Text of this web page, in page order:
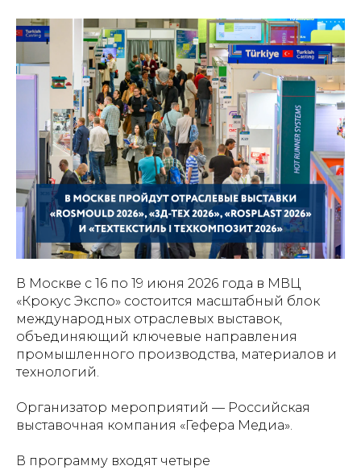
В Москве с 16 по 19 июня 2026 года в МВЦ
«Крокус Экспо» состоится масштабный блок
международных отраслевых выставок,
объединяющий ключевые направления
промышленного производства, материалов и
технологий.
Организатор мероприятий — Российская
выставочная компания «Гефера Медиа».
В программу входят четыре